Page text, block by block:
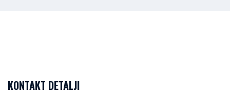
KONTAKT DETALJI